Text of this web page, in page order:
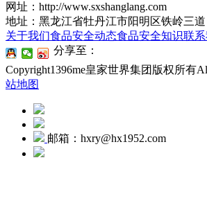
网址：http://www.sxshanglang.com
地址：黑龙江省牡丹江市阳明区铁岭三道
关于我们食品安全动态食品安全知识联
分享至：
Copyright1396me皇家世界集团版权所有
站地图
邮箱：hxry@hx1952.com